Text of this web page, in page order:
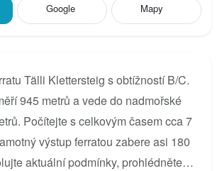
Google Mapy
Tälli Klettersteig s obtížností B/C.
945 metrů a vede do nadmořské
Počítejte s celkovým časem cca 7
výstup ferratou zabere asi 180
aktuální podmínky, prohlédněte si